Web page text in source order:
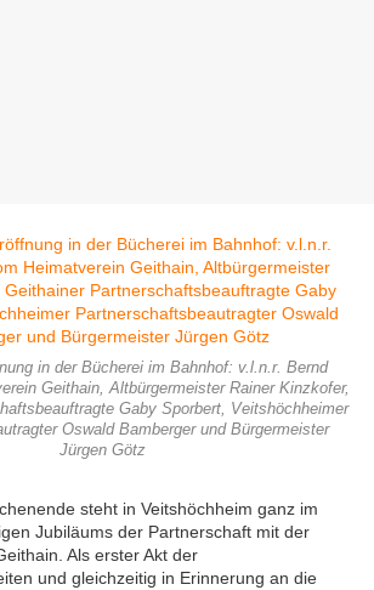
in der Bücherei im Bahnhof: v.l.n.r. Bernd
Geithain, Altbürgermeister Rainer Kinzkofer,
Gaby Sporbert, Veitshöchheimer
Oswald Bamberger und Bürgermeister
Jürgen Götz
steht in Veitshöchheim ganz im
Jubiläums der Partnerschaft mit der
Als erster Akt der
und gleichzeitig in Erinnerung an die